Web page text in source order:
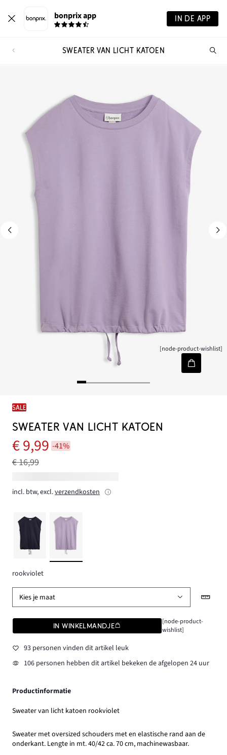
bonprix app IN DE APP
SWEATER VAN LICHT KATOEN
[node-product-wishlist]
SALE
SWEATER VAN LICHT KATOEN
€ 9,99 -41%
€ 16,99
incl. btw, excl.verzendkosten
rookviolet
Kies je maat
IN WINKELMANDJE
[node-product-
wishlist]
93 personen vinden dit artikel leuk
106 personen hebben dit artikel bekeken de afgelopen 24 uur
Productinformatie
Sweater van licht katoen rookviolet
Sweater met oversized schouders met en elastische rand aan de
onderkant. Lengte in mt. 40/42 ca. 70 cm, machinewasbaar.